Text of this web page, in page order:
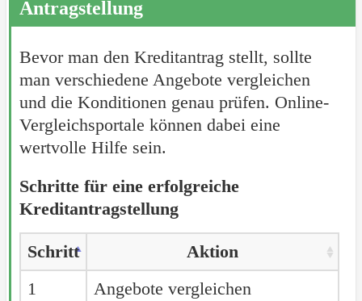
Antragstellung
Bevor man den Kreditantrag stellt, sollte
man verschiedene Angebote vergleichen
und die Konditionen genau prüfen. Online-
Vergleichsportale können dabei eine
wertvolle Hilfe sein.
Schritte für eine erfolgreiche
Kreditantragstellung
Schritt
Aktion
1
Angebote vergleichen